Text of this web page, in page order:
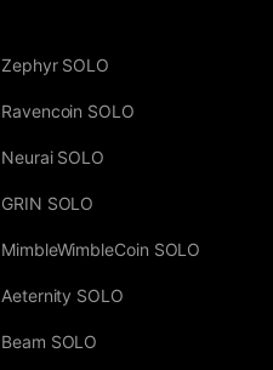
Zephyr SOLO
Ravencoin SOLO
Neurai SOLO
GRIN SOLO
MimbleWimbleCoin SOLO
Aeternity SOLO
Beam SOLO